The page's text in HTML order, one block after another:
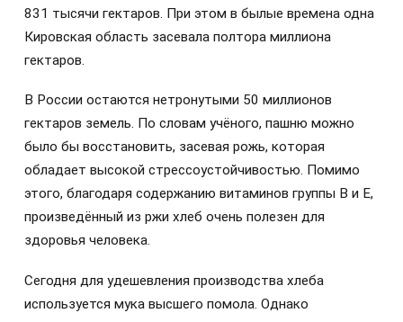
831 тысячи гектаров. При этом в былые времена одна
Кировская область засевала полтора миллиона
гектаров.
В России остаются нетронутыми 50 миллионов
гектаров земель. По словам учёного, пашню можно
было бы восстановить, засевая рожь, которая
обладает высокой стрессоустойчивостью. Помимо
этого, благодаря содержанию витаминов группы В и Е,
произведённый из ржи хлеб очень полезен для
здоровья человека.
Сегодня для удешевления производства хлеба
используется мука высшего помола. Однако